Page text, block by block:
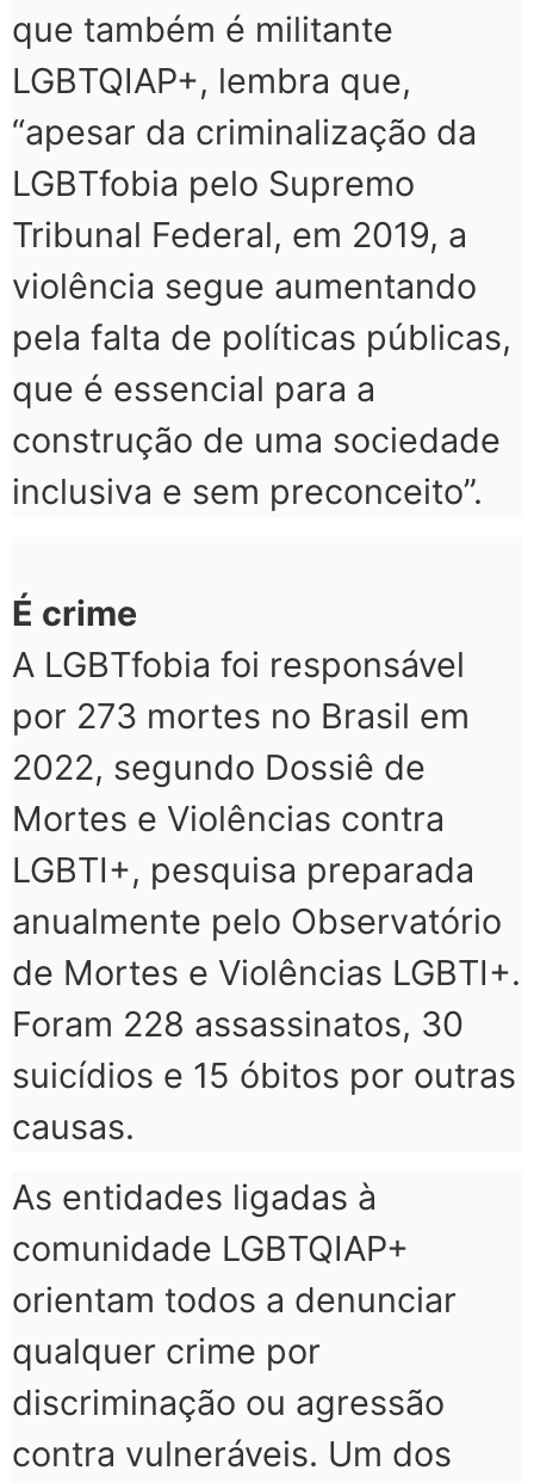
que também é militante
LGBTQIAP+, lembra que,
“apesar da criminalização da
LGBTfobia pelo Supremo
Tribunal Federal, em 2019, a
violência segue aumentando
pela falta de políticas públicas,
que é essencial para a
construção de uma sociedade
inclusiva e sem preconceito”.
É crime
A LGBTfobia foi responsável
por 273 mortes no Brasil em
2022, segundo Dossiê de
Mortes e Violências contra
LGBTI+, pesquisa preparada
anualmente pelo Observatório
de Mortes e Violências LGBTI+.
Foram 228 assassinatos, 30
suicídios e 15 óbitos por outras
causas.
As entidades ligadas à
comunidade LGBTQIAP+
orientam todos a denunciar
qualquer crime por
discriminação ou agressão
contra vulneráveis. Um dos